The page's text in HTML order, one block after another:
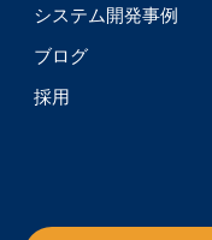
システム開発事例
ブログ
採用